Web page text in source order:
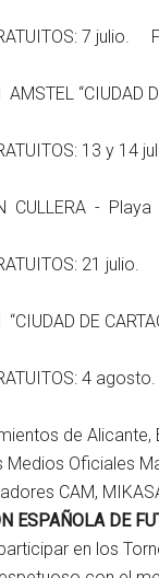
7 julio.
“CIUDAD
13 y
CULLERA -
21
DE
4
de Alicante,
Medios Oficiales
CAM,
ESPAÑOLA DE
en los